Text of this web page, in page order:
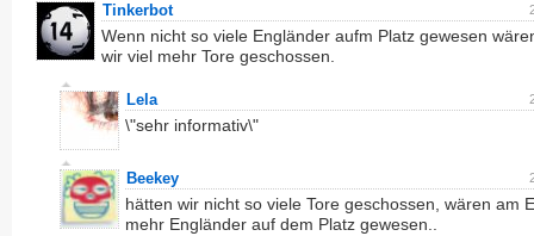
Tinkerbot
Wenn nicht so viele Engländer aufm Platz gewesen
wir viel mehr Tore geschossen.
Lela
\"sehr informativ\"
Beekey
hätten wir nicht so viele Tore geschossen, wären am
mehr Engländer auf dem Platz gewesen..